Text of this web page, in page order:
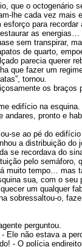
que o octogenário
lhe cada vez
para
as
sem transpirar,
de quarto,
parecia querer
que fazer um
tornou.
os
edifício na
andares, pronto e
se ao pé do
a distribuição do
se recordava do
pelo semáforo,
muito tempo… mas
sua, com o
um qualquer
sobressaltou-o,
perguntou.
não estava a
- O polícia